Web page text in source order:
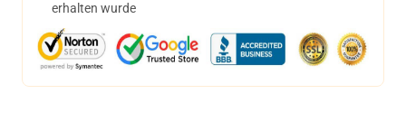
erhalten wurde